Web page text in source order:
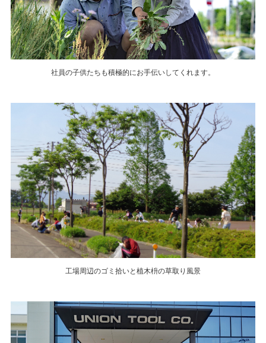
社員の子供たちも積極的にお手伝いしてくれます。
工場周辺のゴミ拾いと植木枡の草取り風景